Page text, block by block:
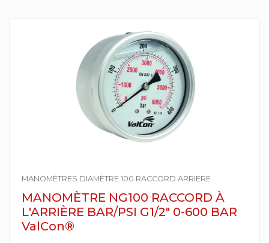
MANOMÈTRES DIAMÈTRE 100 RACCORD ARRIERE
MANOMÈTRE NG100 RACCORD À
L'ARRIÈRE BAR/PSI G1/2" 0-600 BAR
ValCon®